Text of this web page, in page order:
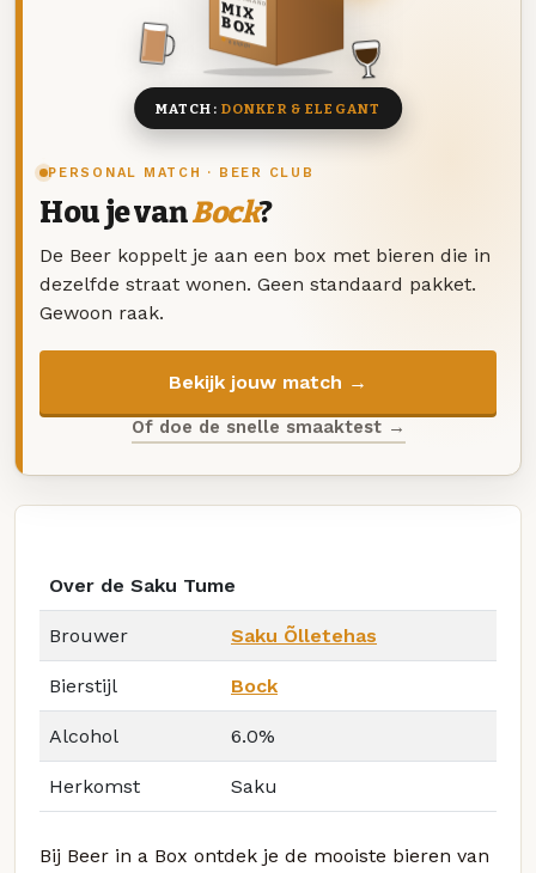
PERSONAL MATCH · BEER CLUB
Hou je vanBock?
De Beer koppelt je aan een box met bieren die in
dezelfde straat wonen. Geen standaard pakket.
Gewoon raak.
Bekijk jouw match →
Of doe de snelle smaaktest →
MIX
BOX
8 BIEREN
MATCH: DONKER & ELEGANT
Over de Saku Tume
Brouwer Saku Õlletehas
Bierstijl Bock
Alcohol 6.0%
Herkomst Saku
Bij Beer in a Box ontdek je de mooiste bieren van